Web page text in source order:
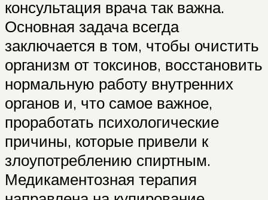
консультация врача так важна.
Основная задача всегда
заключается в том, чтобы очистить
организм от токсинов, восстановить
нормальную работу внутренних
органов и, что самое важное,
проработать психологические
причины, которые привели к
злоупотреблению спиртным.
Медикаментозная терапия